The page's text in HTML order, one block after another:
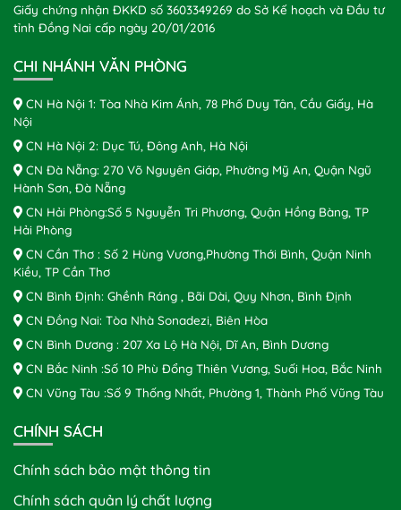
Giấy chứng nhận ĐKKD số 3603349269 do Sở Kế hoạch và Đầu tư
tỉnh Đồng Nai cấp ngày 20/01/2016
CHI NHÁNH VĂN PHÒNG
CN Hà Nội 1: Tòa Nhà Kim Ánh, 78 Phố Duy Tân, Cầu Giấy, Hà
Nội
CN Hà Nội 2: Dục Tú, Đông Anh, Hà Nội
CN Đà Nẵng: 270 Võ Nguyên Giáp, Phường Mỹ An, Quận Ngũ
Hành Sơn, Đà Nẵng
CN Hải Phòng:Số 5 Nguyễn Tri Phương, Quận Hồng Bàng, TP
Hải Phòng
CN Cần Thơ : Số 2 Hùng Vương,Phường Thới Bình, Quận Ninh
Kiều, TP Cần Thơ
CN Bình Định: Ghềnh Ráng , Bãi Dài, Quy Nhơn, Bình Định
CN Đồng Nai: Tòa Nhà Sonadezi, Biên Hòa
CN Bình Dương : 207 Xa Lộ Hà Nội, Dĩ An, Bình Dương
CN Bắc Ninh :Số 10 Phù Đổng Thiên Vương, Suối Hoa, Bắc Ninh
CN Vũng Tàu :Số 9 Thống Nhất, Phường 1, Thành Phố Vũng Tàu
CHÍNH SÁCH
Chính sách bảo mật thông tin
Chính sách quản lý chất lượng